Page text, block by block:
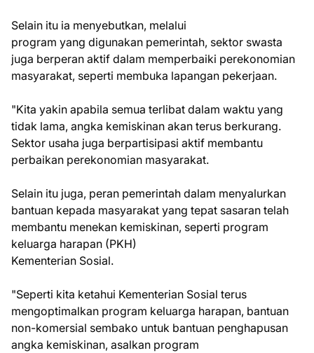
Selain itu ia menyebutkan, melalui
program yang digunakan pemerintah, sektor swasta
juga berperan aktif dalam memperbaiki perekonomian
masyarakat, seperti membuka lapangan pekerjaan.
"Kita yakin apabila semua terlibat dalam waktu yang
tidak lama, angka kemiskinan akan terus berkurang.
Sektor usaha juga berpartisipasi aktif membantu
perbaikan perekonomian masyarakat.
Selain itu juga, peran pemerintah dalam menyalurkan
bantuan kepada masyarakat yang tepat sasaran telah
membantu menekan kemiskinan, seperti program
keluarga harapan (PKH)
Kementerian Sosial.
"Seperti kita ketahui Kementerian Sosial terus
mengoptimalkan program keluarga harapan, bantuan
non-komersial sembako untuk bantuan penghapusan
angka kemiskinan, asalkan program